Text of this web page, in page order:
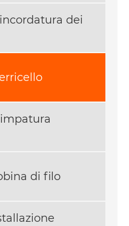
dei
di filo